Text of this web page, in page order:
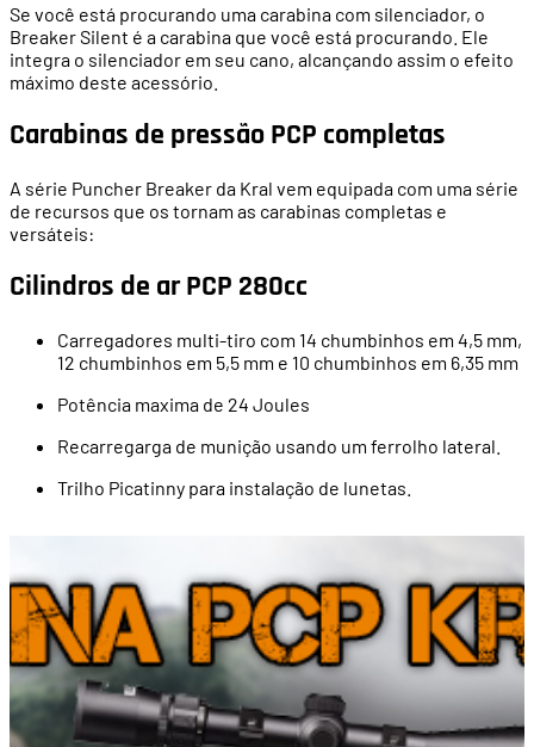
Se você está procurando uma carabina com silenciador, o
Breaker Silent é a carabina que você está procurando. Ele
integra o silenciador em seu cano, alcançando assim o efeito
máximo deste acessório.
Carabinas de pressão PCP completas
A série Puncher Breaker da Kral vem equipada com uma série
de recursos que os tornam as carabinas completas e
versáteis:
Cilindros de ar PCP 280cc
Carregadores multi-tiro com 14 chumbinhos em 4,5 mm,
12 chumbinhos em 5,5 mm e 10 chumbinhos em 6,35 mm
Potência maxima de 24 Joules
Recarregarga de munição usando um ferrolho lateral.
Trilho Picatinny para instalação de lunetas.